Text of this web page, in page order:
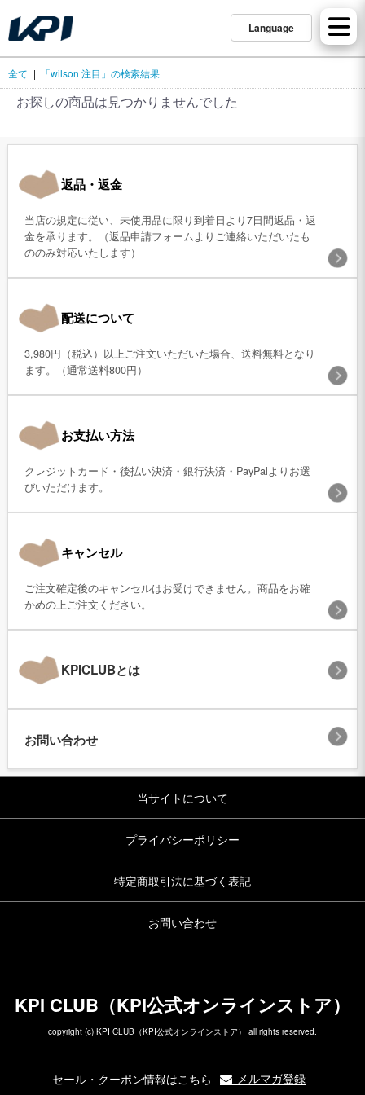
Language
全て | 「wilson 注目」の検索結果
お探しの商品は見つかりませんでした
返品・返金
当店の規定に従い、未使用品に限り到着日より7日間返品・返
金を承ります。（返品申請フォームよりご連絡いただいたも
ののみ対応いたします）
配送について
3,980円（税込）以上ご注文いただいた場合、送料無料となり
ます。（通常送料800円）
お支払い方法
クレジットカード・後払い決済・銀行決済・PayPalよりお選
びいただけます。
キャンセル
ご注文確定後のキャンセルはお受けできません。商品をお確
かめの上ご注文ください。
KPICLUBとは
お問い合わせ
当サイトについて
プライバシーポリシー
特定商取引法に基づく表記
お問い合わせ
KPI CLUB（KPI公式オンラインストア）
copyright (c) KPI CLUB（KPI公式オンラインストア） all rights reserved.
セール・クーポン情報はこちら メルマガ登録